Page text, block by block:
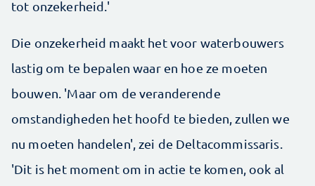
tot onzekerheid.'
Die onzekerheid maakt het voor waterbouwers
lastig om te bepalen waar en hoe ze moeten
bouwen. 'Maar om de veranderende
omstandigheden het hoofd te bieden, zullen we
nu moeten handelen', zei de Deltacommissaris.
'Dit is het moment om in actie te komen, ook al